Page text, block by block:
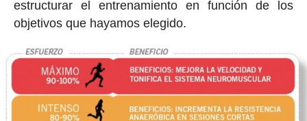
estructurar el entrenamiento en función de los
objetivos que hayamos elegido.